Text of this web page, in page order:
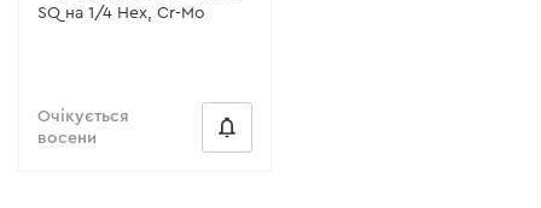
SQ на 1/4 Hex, Cr-Mo
Очікується
восени